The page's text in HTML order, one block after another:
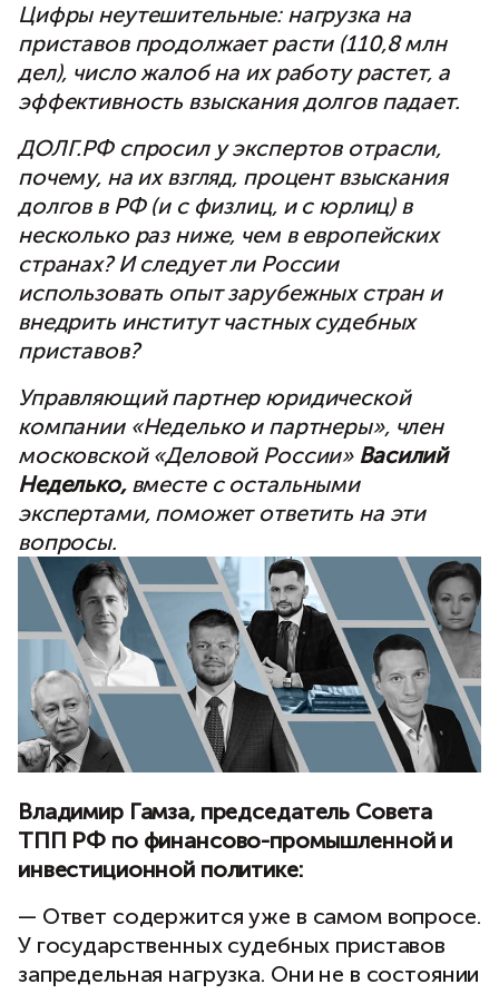
Цифры неутешительные: нагрузка на
приставов продолжает расти (110,8 млн
дел), число жалоб на их работу растет, а
эффективность взыскания долгов падает.
ДОЛГ.РФ спросил у экспертов отрасли,
почему, на их взгляд, процент взыскания
долгов в РФ (и с физлиц, и с юрлиц) в
несколько раз ниже, чем в европейских
странах? И следует ли России
использовать опыт зарубежных стран и
внедрить институт частных судебных
приставов?
Управляющий партнер юридической
компании «Неделько и партнеры», член
московской «Деловой России» Василий
Неделько,вместе с остальными
экспертами, поможет ответить на эти
вопросы.
Владимир Гамза, председатель Совета
ТПП РФ по финансово-промышленной и
инвестиционной политике:
— Ответ содержится уже в самом вопросе.
У государственных судебных приставов
запредельная нагрузка. Они не в состоянии